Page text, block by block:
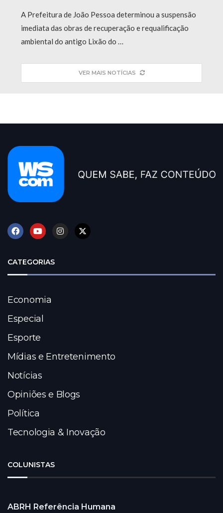
A Prefeitura de João Pessoa determinou a suspensão
imediata das obras de recuperação e requalificação
ambiental do antigo Lixão do …
VER MAIS NOTÍCIAS
CATEGORIAS
Economia
Especial
Esporte
Mídias e Entretenimento
Notícias
Opiniões e Blogs
Política
Tecnologia & Inovação
COLUNISTAS
ABRH Referência Humana